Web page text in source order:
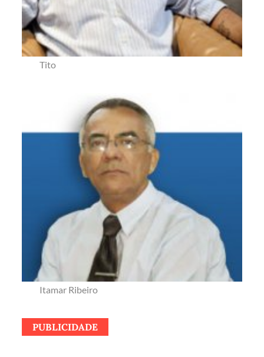
Tito
Itamar Ribeiro
PUBLICIDADE